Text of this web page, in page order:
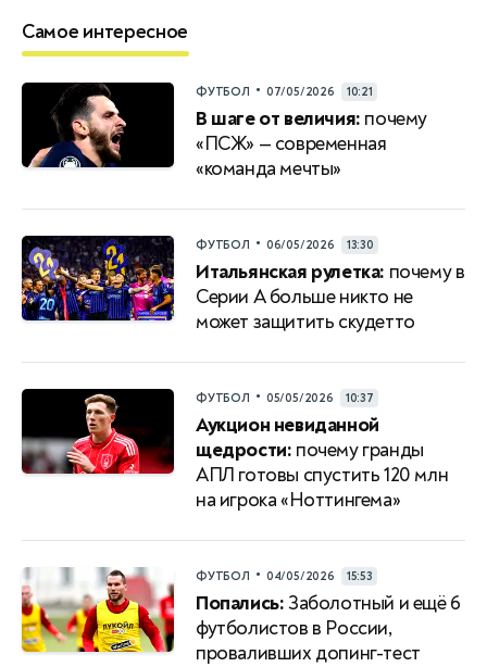
Самое интересное
ФУТБОЛ • 07/05/2026 10:21
В шаге от величия: почему
«ПСЖ» — современная
«команда мечты»
ФУТБОЛ • 06/05/2026 13:30
Итальянская рулетка: почему в
Серии A больше никто не
может защитить скудетто
ФУТБОЛ • 05/05/2026 10:37
Аукцион невиданной
щедрости: почему гранды
АПЛ готовы спустить 120 млн
на игрока «Ноттингема»
ФУТБОЛ • 04/05/2026 15:53
Попались:Заболотный и ещё 6
футболистов в России,
проваливших допинг-тест